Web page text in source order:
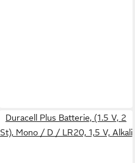
Duracell Plus Batterie, (1.5 V, 2
St), Mono / D / LR20, 1,5 V, Alkali